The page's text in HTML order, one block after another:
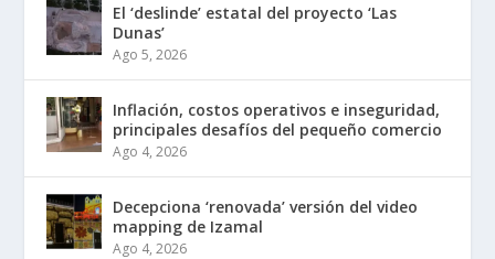
El ‘deslinde’ estatal del proyecto ‘Las
Dunas’
Ago 5, 2026
Inflación, costos operativos e inseguridad,
principales desafíos del pequeño comercio
Ago 4, 2026
Decepciona ‘renovada’ versión del video
mapping de Izamal
Ago 4, 2026